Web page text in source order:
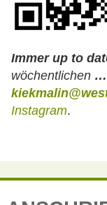
Immer up to
wöchentlichen
Instagram.